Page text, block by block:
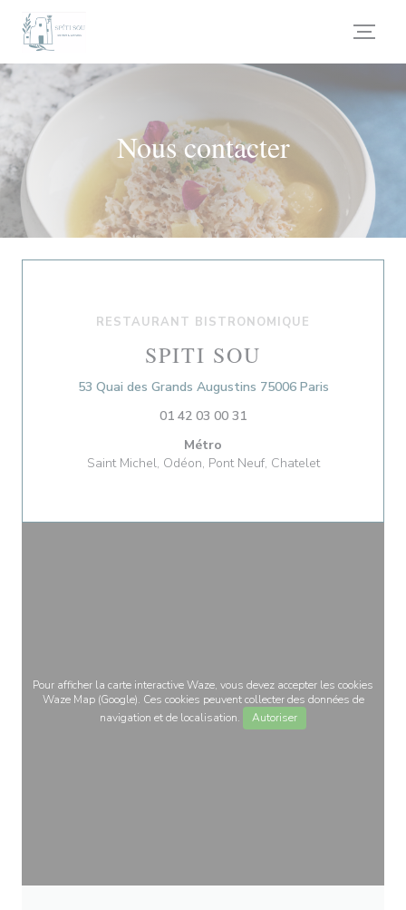
Personnalisation de vos choix en matière de cookies
Nous contacter
RESTAURANT BISTRONOMIQUE
SPITI SOU
53 Quai des Grands Augustins 75006 Paris((ouvre une
01 42 03 00 31
Métro
Saint Michel, Odéon, Pont Neuf, Chatelet
Pour afficher la carte interactive Waze, vous devez accepter les cookies
Waze Map (Google). Ces cookies peuvent collecter des données de
navigation et de localisation.
Autoriser